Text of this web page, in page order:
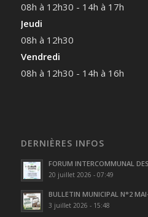
08h à 12h30 - 14h à 17h
Jeudi
08h à 12h30
Vendredi
08h à 12h30 - 14h à 16h
DERNIÈRES INFOS
FORUM INTERCOMMUNAL
20 juillet 2026 - 07:49
BULLETIN MUNICIPAL N°2
3 juillet 2026 - 15:48